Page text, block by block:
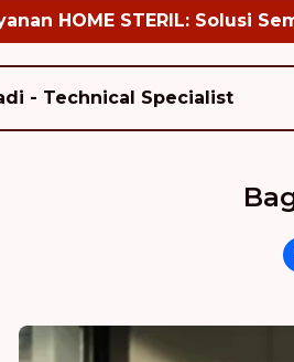
HOME STERIL: Solusi
- Technical Specialist